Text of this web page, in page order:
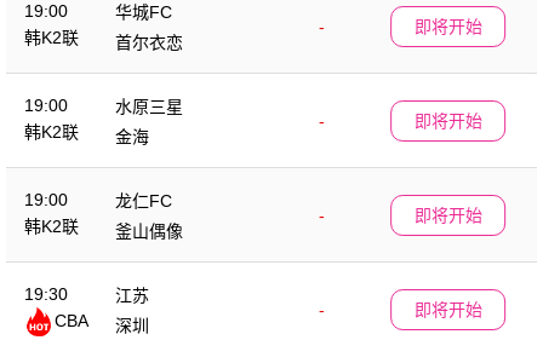
19:00
韩K2联
华城FC
-
首尔衣恋
即将开始
19:00
韩K2联
水原三星
-
金海
即将开始
19:00
韩K2联
龙仁FC
-
釜山偶像
即将开始
19:30
CBA
江苏
-
深圳
即将开始